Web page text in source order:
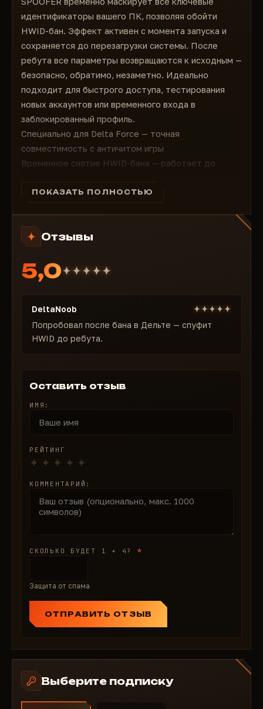
следующей перезагрузки ПК.
Перед тем как использовать спуфер на
новом аккаунте, обязательно создайте
нового пользователя в Windows, измените
имя вашего ПК в свойствах системы*( при
условии если продолжает банить)
идентификаторы вашего ПК, позволяя обойти
HWID-бан. Эффект активен с момента запуска и
сохраняется до перезагрузки системы. После
ребута все параметры возвращаются к исходным —
безопасно, обратимо, незаметно. Идеально
подходит для быстрого доступа, тестирования
новых аккаунтов или временного входа в
заблокированный профиль.
Специально для Delta Force — точная
совместимость с античитом игры
Временное снятие HWID-бана — работает до
Запуск один раз — эффект сохраняется до ребута
Не изменяет постоянные данные — после
Spoofer не разблокирует аккаунт — он обходит
блокировку железа
Для новых аккаунтов: создайте нового
пользователя Windows и смените имя ПК при
необходимости
Вы не восстанавливаете доступ. Вы берёте его
напрокат — пока никто не видит.
ПОКАЗАТЬ ПОЛНОСТЬЮ
Отзывы
5,0
DeltaNoob
Попробовал после бана в Дельте — спуфит
HWID до ребута.
Оставить отзыв
ИМЯ:
РЕЙТИНГ
КОММЕНТАРИЙ:
СКОЛЬКО БУДЕТ 1 + 4? *
Защита от спама
ОТПРАВИТЬ ОТЗЫВ
Выберите подписку